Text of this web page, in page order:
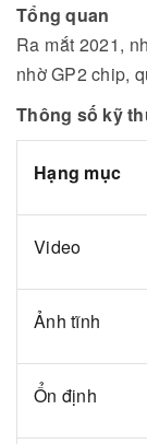
Tổng quan
Ra mắt 2021,
nhờ GP2 chip,
Thông số kỹ
Hạng mục
Video
Ảnh tĩnh
Ổn định